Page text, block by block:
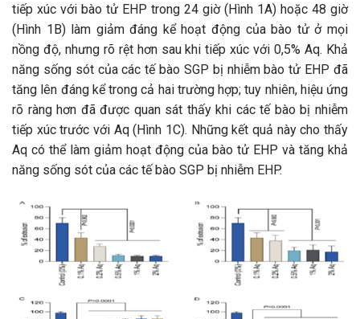
tiếp xúc với bào tử EHP trong 24 giờ (Hình 1A) hoặc 48 giờ
(Hình 1B) làm giảm đáng kể hoạt động của bào tử ở mọi
nồng độ, nhưng rõ rệt hơn sau khi tiếp xúc với 0,5% Aq. Khả
năng sống sót của các tế bào SGP bị nhiễm bào tử EHP đã
tăng lên đáng kể trong cả hai trường hợp; tuy nhiên, hiệu ứng
rõ ràng hơn đã được quan sát thấy khi các tế bào bị nhiễm
tiếp xúc trước với Aq (Hình 1C). Những kết quả này cho thấy
Aq có thể làm giảm hoạt động của bào tử EHP và tăng khả
năng sống sót của các tế bào SGP bị nhiễm EHP.